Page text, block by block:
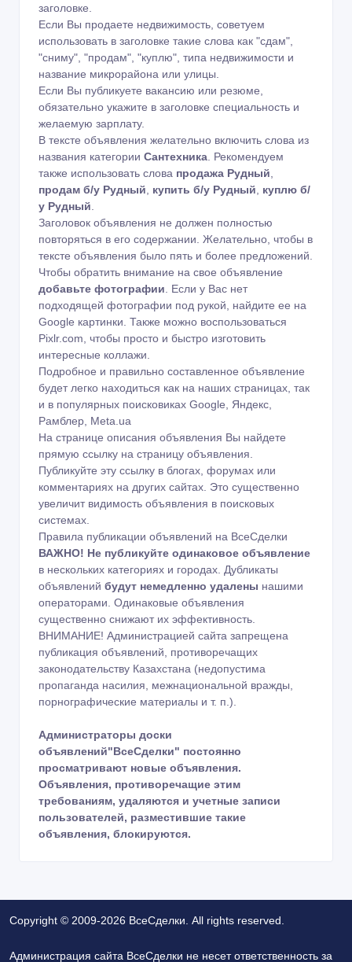
заголовке.
Если Вы продаете недвижимость, советуем
использовать в заголовке такие слова как "сдам",
"сниму", "продам", "куплю", типа недвижимости и
название микрорайона или улицы.
Если Вы публикуете вакансию или резюме,
обязательно укажите в заголовке специальность и
желаемую зарплату.
В тексте объявления желательно включить слова из
названия категории Сантехника . Рекомендуем
также использовать слова продажа Рудный
продам б/у Рудный
купить б/у Рудный
куплю б/
у Рудный
Заголовок объявления не должен полностью
повторяться в его содержании. Желательно, чтобы в
тексте объявления было пять и более предложений.
Чтобы обратить внимание на свое объявление
добавьте фотографии . Если у Вас нет
подходящей фотографии под рукой, найдите ее на
Google картинки . Также можно воспользоваться
Pixlr.com , чтобы просто и быстро изготовить
интересные коллажи.
Подробное и правильно составленное объявление
будет легко находиться как на наших страницах, так
и в популярных поисковиках Google, Яндекс,
Рамблер, Meta.ua
На странице описания объявления Вы найдете
прямую ссылку на страницу объявления.
Публикуйте эту ссылку в блогах, форумах или
комментариях на других сайтах. Это существенно
увеличит видимость объявления в поисковых
системах.
Правила публикации объявлений на ВсеСделки
ВАЖНО! Не публикуйте одинаковое объявление
в нескольких категориях и городах. Дубликаты
объявлений будут немедленно удалены нашими
операторами. Одинаковые объявления
существенно снижают их эффективность.
ВНИМАНИЕ! Администрацией сайта запрещена
публикация объявлений, противоречащих
законодательству Казахстана (недопустима
пропаганда насилия, межнациональной вражды,
порнографические материалы и т. п.).
Администраторы доски
объявлений"ВсеСделки" постоянно
просматривают новые объявления.
Объявления, противоречащие этим
требованиям, удаляются и учетные записи
пользователей, разместившие такие
объявления, блокируются.
Copyright © 2009-2026 ВсеСделки. All rights reserved.
Администрация сайта ВсеСделки не несет ответственность за